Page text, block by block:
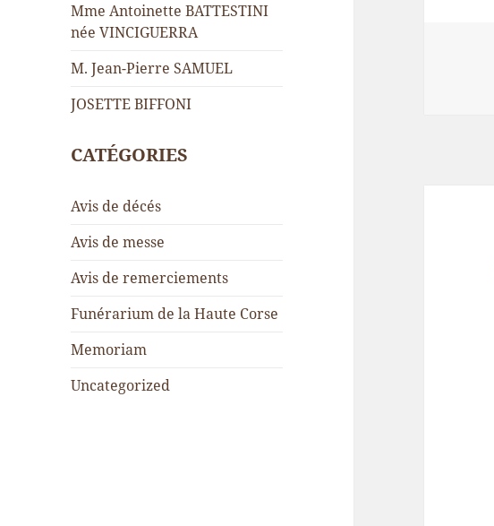
Mme Antoinette BATTESTINI
née VINCIGUERRA
M. Jean-Pierre SAMUEL
JOSETTE BIFFONI
CATÉGORIES
Avis de décés
Avis de messe
Avis de remerciements
Funérarium de la Haute Corse
Memoriam
Uncategorized